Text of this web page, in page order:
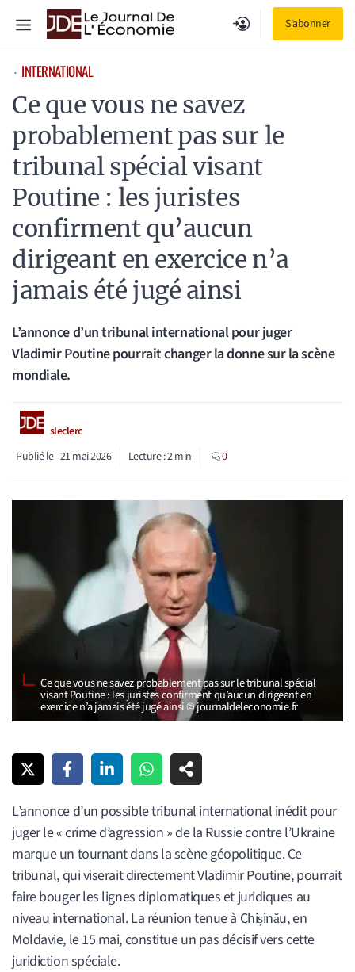
S'abonner
Menu
⋅ INTERNATIONAL
Ce que vous ne savez
probablement pas sur le
tribunal spécial visant
Poutine : les juristes
confirment qu’aucun
dirigeant en exercice n’a
jamais été jugé ainsi
L’annonce d’un tribunal international pour juger
Vladimir Poutine pourrait changer la donne sur la scène
mondiale.
sleclerc
Publié le 21 mai 2026 Lecture :2min 0
Ce que vous ne savez probablement pas sur le tribunal spécial
visant Poutine : les juristes confirment qu’aucun dirigeant en
exercice n’a jamais été jugé ainsi © journaldeleconomie.fr
L’annonce d’un possible tribunal international inédit pour
juger le « crime d’agression » de la Russie contre l’Ukraine
marque un tournant dans la scène géopolitique. Ce
tribunal, qui viserait directement Vladimir Poutine, pourrait
faire bouger les lignes diplomatiques et juridiques au
niveau international. La réunion tenue à Chișinău, en
Moldavie, le 15 mai, constitue un pas décisif vers cette
juridiction spéciale.